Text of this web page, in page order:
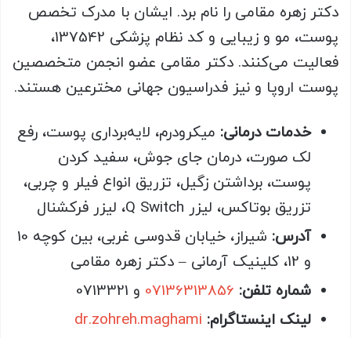
دکتر زهره مقامی را نام برد. ایشان با مدرک تخصص
پوست، مو و زیبایی و کد نظام پزشکی 137542،
فعالیت می‌کنند. دکتر مقامی عضو انجمن متخصصین
پوست اروپا و نیز فدراسیون جهانی مخترعین هستند.
خدمات درمانی: میکرودرم، لایه‌برداری پوست، رفع
لک صورت، درمان جای جوش، سفید کردن
پوست، برداشتن زگیل، تزریق انواع فیلر و چربی،
تزریق بوتاکس، لیزر Q Switch، لیزر فرکشنال
آدرس:
شیراز، خیابان قدوسی غربی، بین کوچه 10
و 12، کلینیک آرمانی – دکتر زهره مقامی
شماره تلفن: 07136313856 و 0713321
لینک اینستاگرام: dr.zohreh.maghami